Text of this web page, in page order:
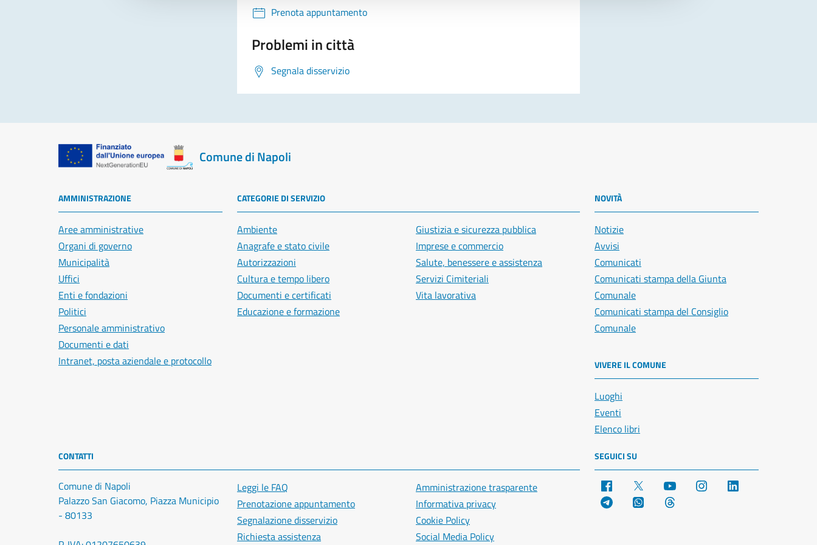
Prenota appuntamento
Problemi in città
Segnala disservizio
Comune di Napoli
AMMINISTRAZIONE
Aree amministrative
Organi di governo
Municipalità
Uffici
Enti e fondazioni
Politici
Personale amministrativo
Documenti e dati
Intranet, posta aziendale e protocollo
CATEGORIE DI SERVIZIO
Ambiente
Anagrafe e stato civile
Autorizzazioni
Cultura e tempo libero
Documenti e certificati
Educazione e formazione
Giustizia e sicurezza pubblica
Imprese e commercio
Salute, benessere e assistenza
Servizi Cimiteriali
Vita lavorativa
NOVITÀ
Notizie
Avvisi
Comunicati
Comunicati stampa della Giunta
Comunale
Comunicati stampa del Consiglio
Comunale
VIVERE IL COMUNE
Luoghi
Eventi
Elenco libri
CONTATTI
Comune di Napoli
Palazzo San Giacomo, Piazza Municipio
- 80133
Leggi le FAQ
Prenotazione appuntamento
Segnalazione disservizio
Richiesta assistenza
Amministrazione trasparente
Informativa privacy
Cookie Policy
Social Media Policy
SEGUICI SU
Facebook YouTube Instagram
Telegram WhatsApp